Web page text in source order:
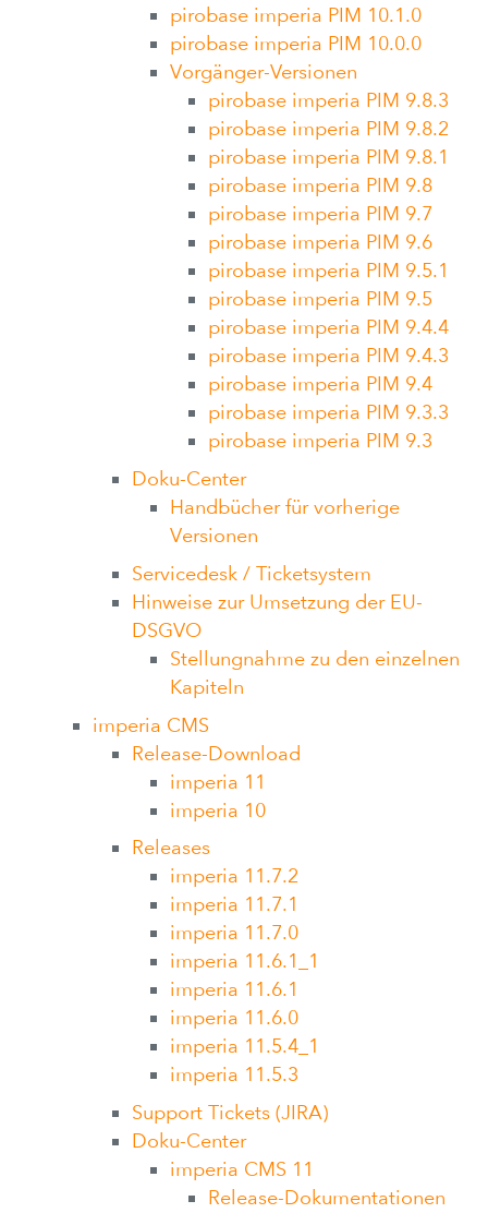
pirobase imperia PIM 10.1.0
pirobase imperia PIM 10.0.0
Vorgänger-Versionen
pirobase imperia PIM 9.8.3
pirobase imperia PIM 9.8.2
pirobase imperia PIM 9.8.1
pirobase imperia PIM 9.8
pirobase imperia PIM 9.7
pirobase imperia PIM 9.6
pirobase imperia PIM 9.5.1
pirobase imperia PIM 9.5
pirobase imperia PIM 9.4.4
pirobase imperia PIM 9.4.3
pirobase imperia PIM 9.4
pirobase imperia PIM 9.3.3
pirobase imperia PIM 9.3
Doku-Center
Handbücher für vorherige
Versionen
Servicedesk / Ticketsystem
Hinweise zur Umsetzung der EU-
DSGVO
Stellungnahme zu den einzelnen
Kapiteln
imperia CMS
Release-Download
imperia 11
imperia 10
Releases
imperia 11.7.2
imperia 11.7.1
imperia 11.7.0
imperia 11.6.1_1
imperia 11.6.1
imperia 11.6.0
imperia 11.5.4_1
imperia 11.5.3
Support Tickets (JIRA)
Doku-Center
imperia CMS 11
Release-Dokumentationen